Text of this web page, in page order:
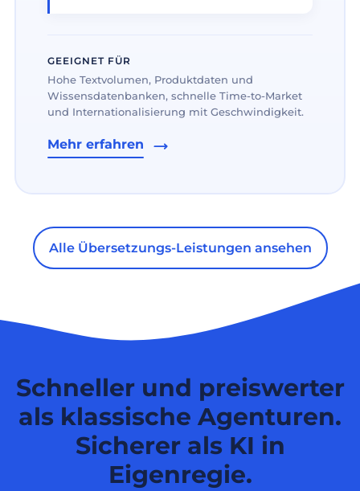
GEEIGNET FÜR
Hohe Textvolumen, Produktdaten und
Wissensdatenbanken, schnelle Time-to-Market
und Internationalisierung mit Geschwindigkeit.
Mehr erfahren
Alle Übersetzungs-Leistungen ansehen
Schneller und preiswerter
als klassische Agenturen.
Sicherer als KI in
Eigenregie.